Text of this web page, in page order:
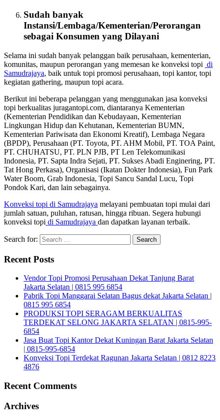
Sudah banyak
Instansi/Lembaga/Kementerian/Perorangan
sebagai Konsumen yang Dilayani
Selama ini sudah banyak pelanggan baik perusahaan, kementerian,
komunitas, maupun perorangan yang memesan ke konveksi topi di
Samudrajaya, baik untuk topi promosi perusahaan, topi kantor, topi
kegiatan gathering, maupun topi acara.
Berikut ini beberapa pelanggan yang menggunakan jasa konveksi
topi berkualitas juragantopi.com, diantaranya Kementerian
(Kementerian Pendidikan dan Kebudayaan, Kementerian
Lingkungan Hidup dan Kehutanan, Kementerian BUMN,
Kementerian Pariwisata dan Ekonomi Kreatif), Lembaga Negara
(BPDP), Perusahaan (PT. Toyota, PT. AHM Mobil, PT. TOA Paint,
PT. CHUHATSU, PT. PLN PJB, PT Len Telekomunikasi
Indonesia, PT. Sapta Indra Sejati, PT. Sukses Abadi Enginering, PT.
Tat Hong Perkasa), Organisasi (Ikatan Dokter Indonesia), Fun Park
Water Boom, Grab Indonesia, Topi Sancu Sandal Lucu, Topi
Pondok Kari, dan lain sebagainya.
Konveksi topi di Samudrajaya melayani pembuatan topi mulai dari
jumlah satuan, puluhan, ratusan, hingga ribuan. Segera hubungi
konveksi topi di Samudrajaya dan dapatkan layanan terbaik.
Search for:
Recent Posts
Vendor Topi Promosi Perusahaan Dekat Tanjung Barat
Jakarta Selatan | 0815 995 6854
Pabrik Topi Manggarai Selatan Bagus dekat Jakarta Selatan |
0815 995 6854
PRODUKSI TOPI SERAGAM BERKUALITAS
TERDEKAT SELONG JAKARTA SELATAN | 0815-995-
6854
Jasa Buat Topi Kantor Dekat Kuningan Barat Jakarta Selatan
| 0815-995-6854
Konveksi Topi Terdekat Ragunan Jakarta Selatan | 0812 8223
4876
Recent Comments
Archives